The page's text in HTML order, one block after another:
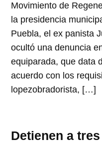
Movimiento de
la presidencia
Puebla, el ex panista
ocultó una denuncia
equiparada, que data
acuerdo con los
lopezobradorista, […]
Detienen a